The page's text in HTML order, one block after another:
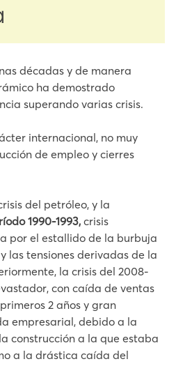
décadas y de manera
ha demostrado
superando varias crisis.
internacional, no muy
de empleo y cierres
del petróleo, y la
1990-1993,crisis
por el estallido de la burbuja
las tensiones derivadas de la
la crisis del 2008-
con caída de ventas
2 años y gran
empresarial, debido a la
construcción a la que estaba
a la drástica caída del